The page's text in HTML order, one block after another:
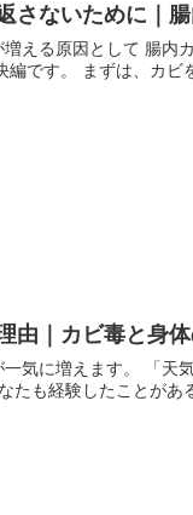
さないために｜
える原因として 腸内
です。 まずは、カ
由｜カビ毒と身
気に増えます。 「天
たも経験したことが